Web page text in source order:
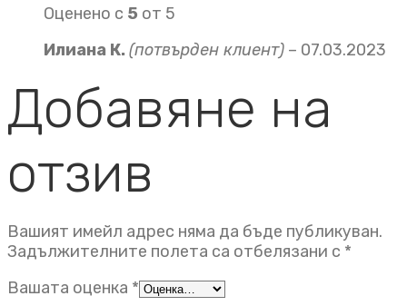
Оценено с 5 от 5
Илиана К. (потвърден клиент) – 07.03.2023
Добавяне на
отзив
Вашият имейл адрес няма да бъде публикуван.
Задължителните полета са отбелязани с *
Вашата оценка *